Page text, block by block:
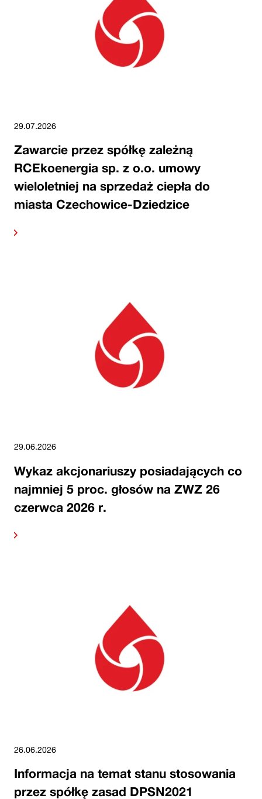
29.07.2026
Zawarcie przez spółkę zależną
RCEkoenergia sp. z o.o. umowy
wieloletniej na sprzedaż ciepła do
miasta Czechowice-Dziedzice
29.06.2026
Wykaz akcjonariuszy posiadających co
najmniej 5 proc. głosów na ZWZ 26
czerwca 2026 r.
26.06.2026
Informacja na temat stanu stosowania
przez spółkę zasad DPSN2021